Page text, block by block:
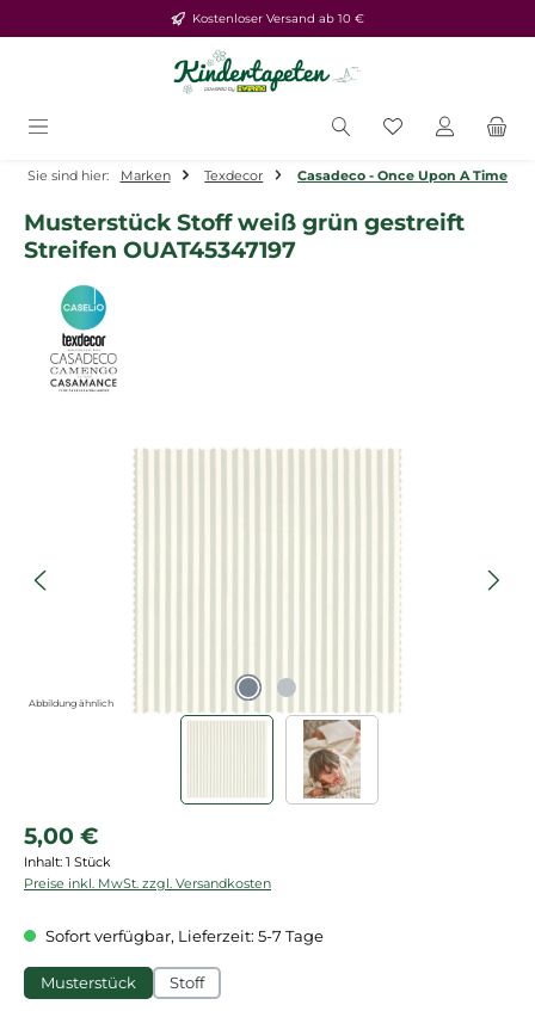
Zum Hauptinhalt springenKostenloser Versand ab 10 €
Du hast 0
Sie sind hier: Marken Texdecor Casadeco - Once Upon A Time
Musterstück Stoff weiß grün gestreift
Streifen OUAT45347197
Bildergalerie überspringen
Abbildung ähnlich
Regulärer Preis:
5,00 €
Inhalt: 1 Stück
Preise inkl. MwSt. zzgl. Versandkosten
Sofort verfügbar, Lieferzeit: 5-7 Tage
Musterstück Stoff